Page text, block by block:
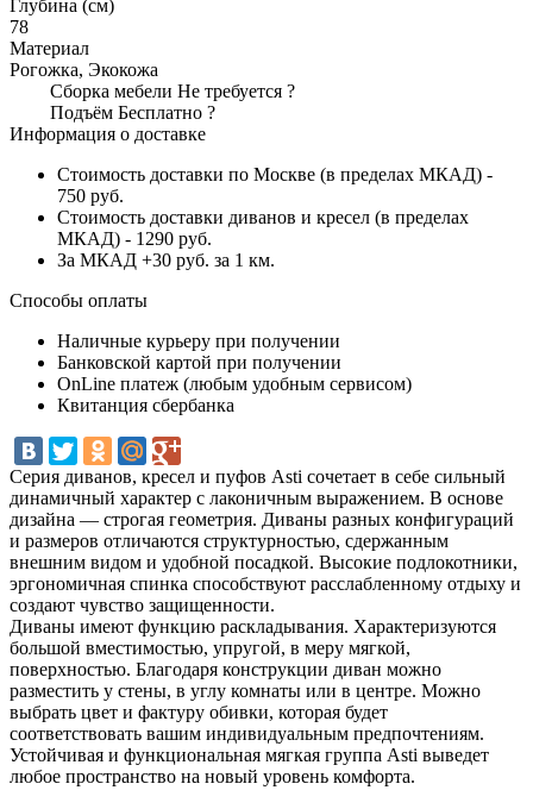
Глубина (см)
78
Материал
Рогожка, Экокожа
Сборка мебели Не требуется ?
Подъём Бесплатно ?
Информация о доставке
Стоимость доставки по Москве (в пределах МКАД) -
750 руб.
Стоимость доставки диванов и кресел (в пределах
МКАД) - 1290 руб.
За МКАД +30 руб. за 1 км.
Способы оплаты
Наличные курьеру при получении
Банковской картой при получении
OnLine платеж (любым удобным сервисом)
Квитанция сбербанка
Серия диванов, кресел и пуфов Asti сочетает в себе сильный
динамичный характер с лаконичным выражением. В основе
дизайна — строгая геометрия. Диваны разных конфигураций
и размеров отличаются структурностью, сдержанным
внешним видом и удобной посадкой. Высокие подлокотники,
эргономичная спинка способствуют расслабленному отдыху и
создают чувство защищенности.
Диваны имеют функцию раскладывания. Характеризуются
большой вместимостью, упругой, в меру мягкой,
поверхностью. Благодаря конструкции диван можно
разместить у стены, в углу комнаты или в центре. Можно
выбрать цвет и фактуру обивки, которая будет
соответствовать вашим индивидуальным предпочтениям.
Устойчивая и функциональная мягкая группа Asti выведет
любое пространство на новый уровень комфорта.